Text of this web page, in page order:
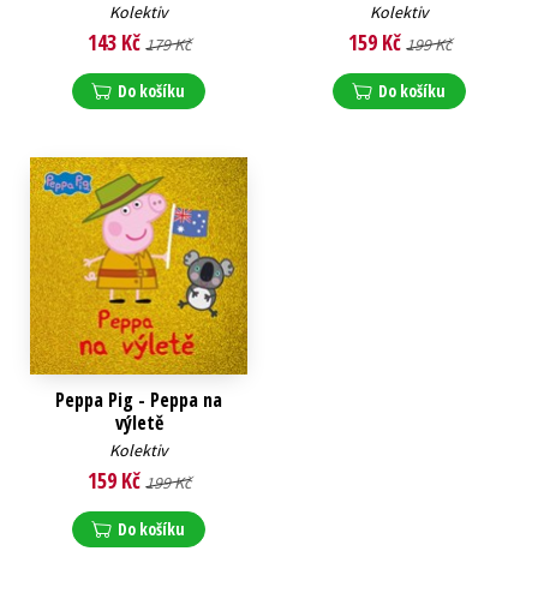
Kolektiv
143 Kč 179 Kč
Do košíku
Kolektiv
159 Kč 199 Kč
Do košíku
Peppa Pig - Peppa na
výletě
Kolektiv
159 Kč 199 Kč
Do košíku